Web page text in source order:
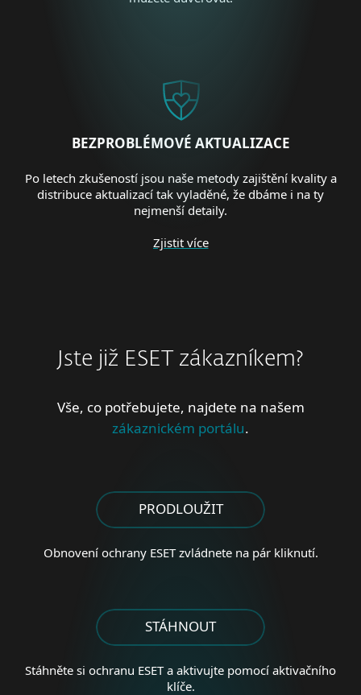
BEZPROBLÉMOVÉ AKTUALIZACE
Po letech zkušeností jsou naše metody zajištění kvality a
distribuce aktualizací tak vyladěné, že dbáme i na ty
nejmenší detaily.
Zjistit více
Jste již ESET zákazníkem?
Vše, co potřebujete, najdete na našem
zákaznickém portálu.
PRODLOUŽIT
Obnovení ochrany ESETzvládnete na pár kliknutí.
STÁHNOUT
Stáhněte si ochranu ESET a aktivujte pomocí aktivačního
klíče.